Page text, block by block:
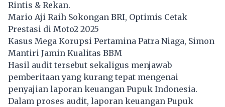
Rintis & Rekan.
Mario Aji Raih Sokongan BRI, Optimis Cetak
Prestasi di Moto2 2025
Kasus Mega Korupsi Pertamina Patra Niaga, Simon
Mantiri Jamin Kualitas BBM
Hasil audit tersebut sekaligus menjawab
pemberitaan yang kurang tepat mengenai
penyajian laporan keuangan Pupuk Indonesia.
Dalam proses audit, laporan keuangan Pupuk